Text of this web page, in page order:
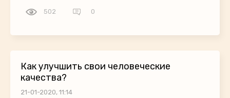
502 0
Как улучшить свои человеческие
качества?
21-01-2020, 11:14